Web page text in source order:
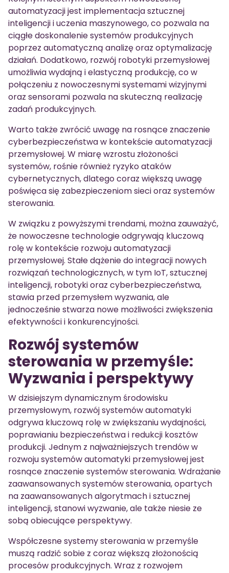
automatyzacji jest implementacja sztucznej
inteligencji i uczenia maszynowego, co pozwala na
ciągłe doskonalenie systemów produkcyjnych
poprzez automatyczną analizę oraz optymalizację
działań. Dodatkowo, rozwój robotyki przemysłowej
umożliwia wydajną i elastyczną produkcję, co w
połączeniu z nowoczesnymi systemami wizyjnymi
oraz sensorami pozwala na skuteczną realizację
zadań produkcyjnych.
Warto także zwrócić uwagę na rosnące znaczenie
cyberbezpieczeństwa w kontekście automatyzacji
przemysłowej. W miarę wzrostu złożoności
systemów, rośnie również ryzyko ataków
cybernetycznych, dlatego coraz większą uwagę
poświęca się zabezpieczeniom sieci oraz systemów
sterowania.
W związku z powyższymi trendami, można zauważyć,
że nowoczesne technologie odgrywają kluczową
rolę w kontekście rozwoju automatyzacji
przemysłowej. Stałe dążenie do integracji nowych
rozwiązań technologicznych, w tym IoT, sztucznej
inteligencji, robotyki oraz cyberbezpieczeństwa,
stawia przed przemysłem wyzwania, ale
jednocześnie stwarza nowe możliwości zwiększenia
efektywności i konkurencyjności.
Rozwój systemów
sterowania w przemyśle:
Wyzwania i perspektywy
W dzisiejszym dynamicznym środowisku
przemysłowym, rozwój systemów automatyki
odgrywa kluczową rolę w zwiększaniu wydajności,
poprawianiu bezpieczeństwa i redukcji kosztów
produkcji. Jednym z najważniejszych trendów w
rozwoju systemów automatyki przemysłowej jest
rosnące znaczenie systemów sterowania. Wdrażanie
zaawansowanych systemów sterowania, opartych
na zaawansowanych algorytmach i sztucznej
inteligencji, stanowi wyzwanie, ale także niesie ze
sobą obiecujące perspektywy.
Współczesne systemy sterowania w przemyśle
muszą radzić sobie z coraz większą złożonością
procesów produkcyjnych. Wraz z rozwojem